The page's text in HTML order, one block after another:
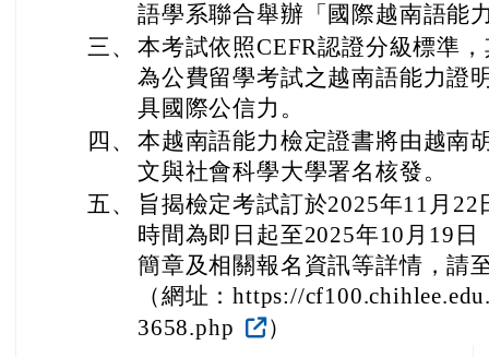
語學系聯合舉辦「國際越南語能
三、 本考試依照CEFR認證分級標準
為公費留學考試之越南語能力證
具國際公信力。
四、 本越南語能力檢定證書將由越南
文與社會科學大學署名核發。
五、
旨揭檢定考試訂於2025年11月
時間為即日起至2025年10月19
簡章及相關報名資訊等詳情，請
（網址：https://
3658.php
）